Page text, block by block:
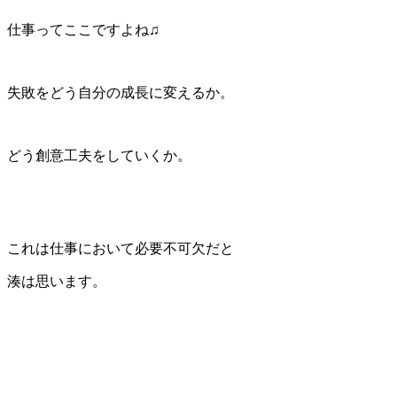
仕事ってここですよね♫
失敗をどう自分の成長に変えるか。
どう創意工夫をしていくか。
これは仕事において必要不可欠だと
湊は思います。